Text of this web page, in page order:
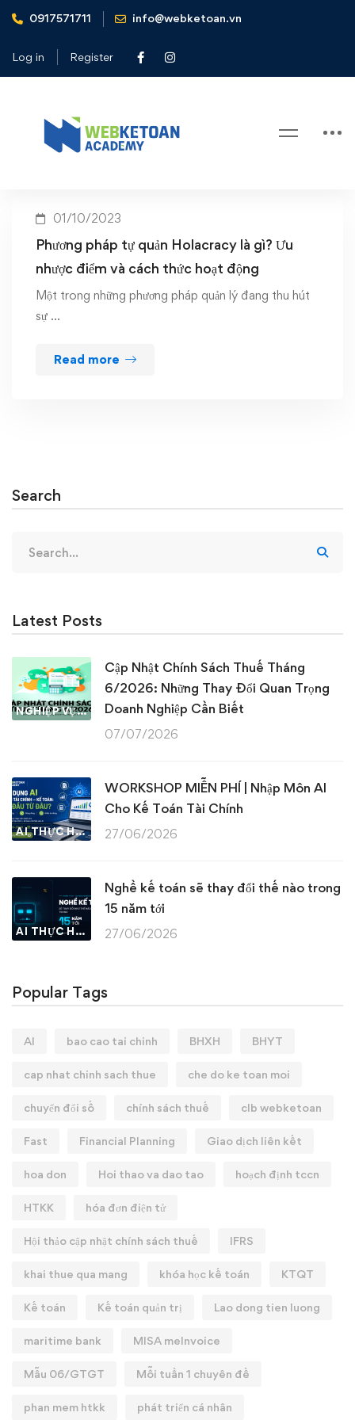
0917571711 info@webketoan.vn
Log in Register
Home Phương pháp tự quản Holacracy
Tag: Phương pháp tự quản
01/10/2023
Phương pháp tự quản Holacracy là gì? Ưu
nhược điểm và cách thức hoạt động
Một trong những phương pháp quản lý đang thu hút
sự …
Read more
Search
for:
Latest Posts
NGHIỆP VỤ KẾ TOÁN & THUẾ
Cập Nhật Chính Sách Thuế Tháng
6/2026: Những Thay Đổi Quan Trọng
Doanh Nghiệp Cần Biết
07/07/2026
AI THỰC HÀNH
WORKSHOP MIỄN PHÍ | Nhập Môn AI
Cho Kế Toán Tài Chính
27/06/2026
AI THỰC HÀNH
Nghề kế toán sẽ thay đổi thế nào trong
15 năm tới
27/06/2026
Popular Tags
AI bao cao tai chinh BHXH BHYT
cap nhat chinh sach thue che do ke toan moi
chuyển đổi số chính sách thuế clb webketoan
Fast Financial Planning Giao dịch liên kết
hoa don Hoi thao va dao tao hoạch định tccn
HTKK hóa đơn điện tử
Hội thảo cập nhật chính sách thuế IFRS
khai thue qua mang khóa học kế toán KTQT
Kế toán Kế toán quản trị Lao dong tien luong
maritime bank MISA meInvoice
Mẫu 06/GTGT Mỗi tuần 1 chuyên đề
phan mem htkk phát triển cá nhân